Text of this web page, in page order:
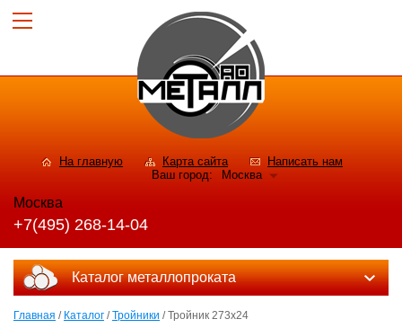
На главную Карта сайта
Написать нам
Ваш город:
Москва
Москва
+7(495) 268-14-04
Каталог металлопроката
Главная / Каталог /Тройники / Тройник 273х24